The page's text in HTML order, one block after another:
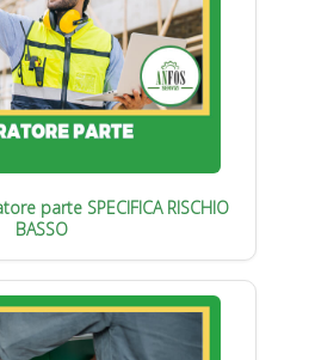
parte SPECIFICA RISCHIO
BASSO